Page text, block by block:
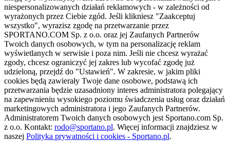
niespersonalizowanych działań reklamowych - w zależności od
wyrażonych przez Ciebie zgód. Jeśli klikniesz "Zaakceptuj
wszystko", wyrazisz zgodę na przetwarzanie przez
SPORTANO.COM Sp. z o.o. oraz jej Zaufanych Partnerów
Twoich danych osobowych, w tym na personalizację reklam
wyświetlanych w serwisie i poza nim. Jeśli nie chcesz wyrażać
zgody, chcesz ograniczyć jej zakres lub wycofać zgodę już
udzieloną, przejdź do "Ustawień". W zakresie, w jakim pliki
cookies będą zawierały Twoje dane osobowe, podstawą ich
przetwarzania będzie uzasadniony interes administratora polegający
na zapewnieniu wysokiego poziomu świadczenia usług oraz działań
marketingowych administratora i jego Zaufanych Partnerów.
Administratorem Twoich danych osobowych jest Sportano.com Sp.
z o.o. Kontakt: rodo@sportano.pl. Więcej informacji znajdziesz w
naszej Polityka prywatności i cookies - Sportano.pl.